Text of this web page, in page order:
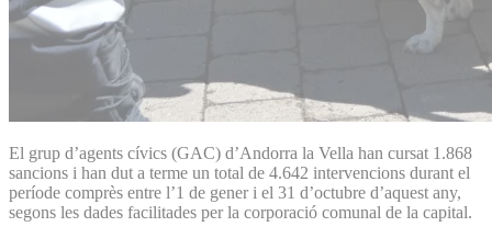
El grup d’agents cívics (GAC) d’Andorra la Vella han cursat 1.868
sancions i han dut a terme un total de 4.642 intervencions durant el
període comprès entre l’1 de gener i el 31 d’octubre d’aquest any,
segons les dades facilitades per la corporació comunal de la capital.